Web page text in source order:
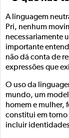
A linguagem
Pri, nenhum
necessariamente
importante
não dá conta de
expressões que
O uso da
mundo, um
homem e mulher,
constitui em torno
incluir